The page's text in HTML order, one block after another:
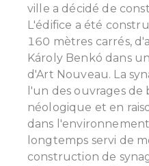
ville a décidé de
L'édifice a été
160 mètres carrés,
Károly Benkó dans
d'Art Nouveau. La
l'un des ouvrages de
néologique et en
dans
longtemps servi de
construction de